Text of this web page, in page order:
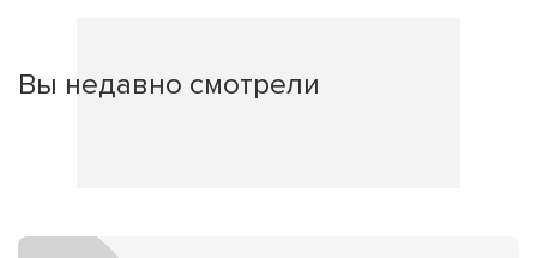
Вы недавно смотрели